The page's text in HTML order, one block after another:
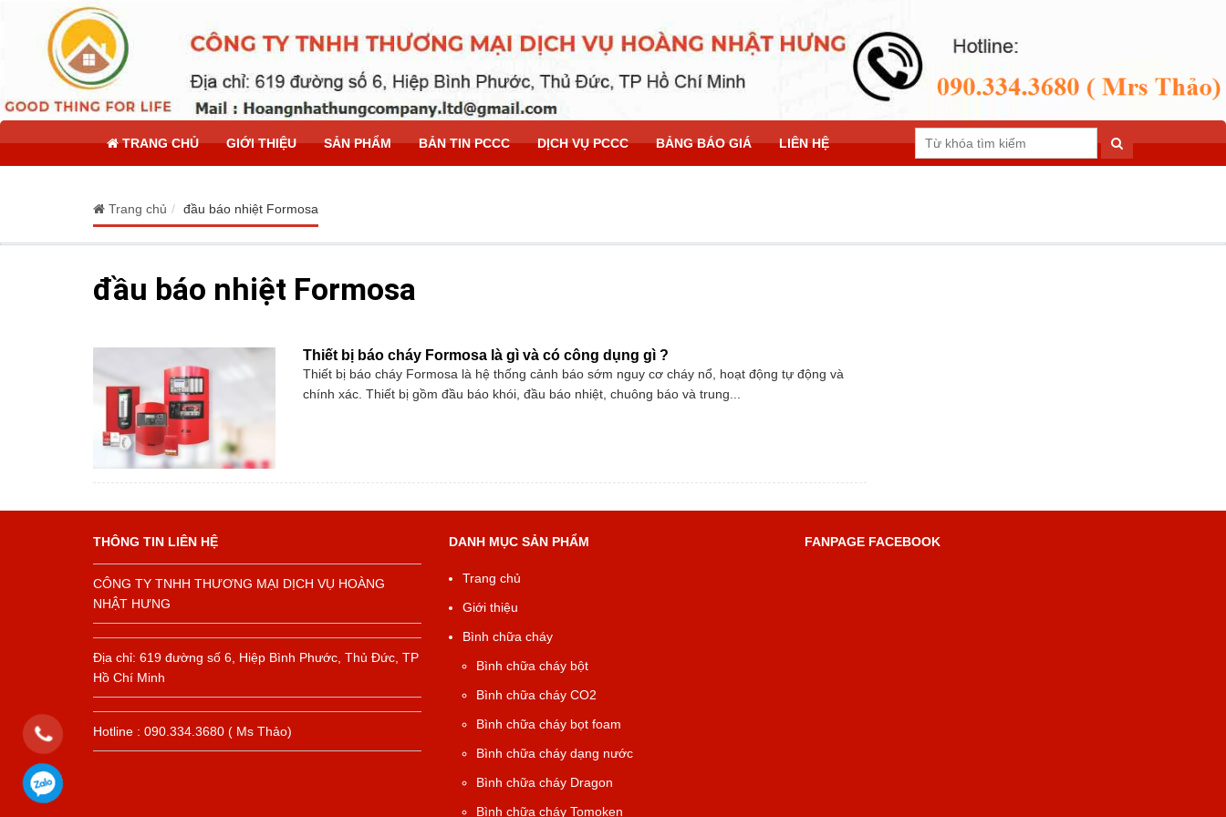
TRANG CHỦ GIỚI THIỆU SẢN PHẨM BẢN TIN PCCC DỊCH VỤ PCCC BẢNG BÁO GIÁ LIÊN HỆ
Trang chủ đầu báo nhiệt Formosa
đầu báo nhiệt Formosa
Thiết bị báo cháy Formosa là gì và có công dụng gì ?
Thiết bị báo cháy Formosa là hệ thống cảnh báo sớm nguy cơ cháy nổ, hoạt động tự động và
chính xác. Thiết bị gồm đầu báo khói, đầu báo nhiệt, chuông báo và trung...
THÔNG TIN LIÊN HỆ
CÔNG TY TNHH THƯƠNG MẠI DỊCH VỤ HOÀNG
NHẬT HƯNG
Địa chỉ: 619 đường số 6, Hiệp Bình Phước, Thủ Đức, TP
Hồ Chí Minh
Hotline : 090.334.3680 ( Ms Thảo)
DANH MỤC SẢN PHẨM
Trang chủ
Giới thiệu
Bình chữa cháy
Bình chữa cháy bột
Bình chữa cháy CO2
Bình chữa cháy bọt foam
Bình chữa cháy dạng nước
Bình chữa cháy Dragon
Bình chữa cháy Tomoken
FANPAGE FACEBOOK